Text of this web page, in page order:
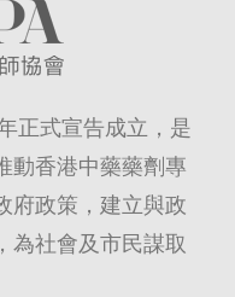
正式宣告成立，是
動香港中藥藥劑專
府政策，建立與政
為社會及市民謀取